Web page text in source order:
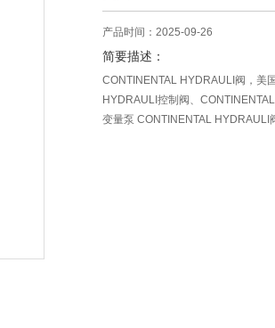
产品时间：2025-09-26
简要描述：
CONTINENTAL HYDRAULI阀，美
HYDRAULI控制阀、
变量泵 CONTINENTAL HYDRAULI